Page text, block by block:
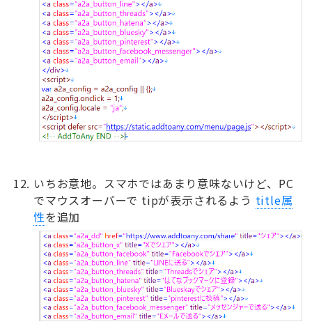
いちお意地。スマホではあまり意味ないけど、PC
でマウスオーバーで tipが表示されるよう title属
性を追加